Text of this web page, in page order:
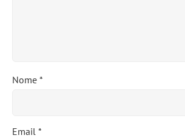
Nome *
Email *